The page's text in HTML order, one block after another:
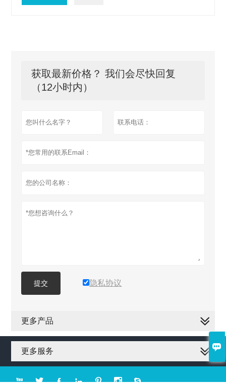

获取最新价格？ 我们会尽快回复
（12小时内）
提交 隐私协议
更多产品
更多服务
      